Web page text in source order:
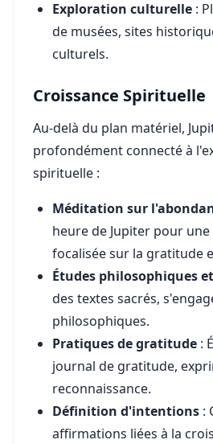
Exploration culturelle :
de musées, sites
culturels.
Croissance Spirituelle
Au-delà du plan matériel,
profondément connecté à
spirituelle :
Méditation sur
heure de Jupiter pour
focalisée sur la gratitude
Études philosophiques
des textes sacrés,
philosophiques.
Pratiques de gratitude :
journal de gratitude,
reconnaissance.
Définition d'intentions :
affirmations liées à la